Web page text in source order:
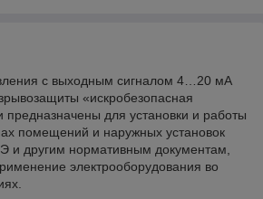
с выходным сигналом 4…20 мА
«искробезопасная
предназначены для установки и работы
помещений и наружных установок
и другим нормативным документам,
электрооборудования во